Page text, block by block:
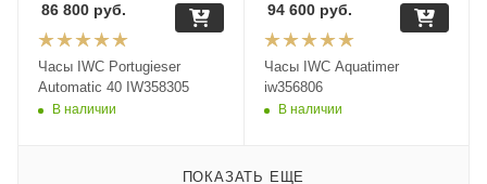
Часы IWC Portugieser
Automatic 40 IW358305
В наличии
86 800 руб.
Часы IWC Aquatimer
iw356806
В наличии
94 600руб.
ПОКАЗАТЬ ЕЩЕ